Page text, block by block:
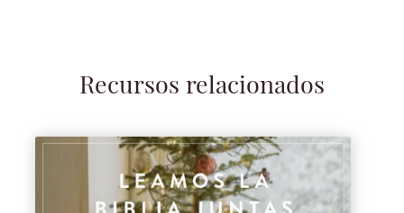
Recursos relacionados